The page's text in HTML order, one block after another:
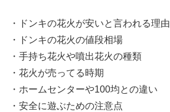
・ドンキの花火が安いと言われる理由
・ドンキの花火の値段相場
・手持ち花火や噴出花火の種類
・花火が売ってる時期
・ホームセンターや100均との違い
・安全に遊ぶための注意点